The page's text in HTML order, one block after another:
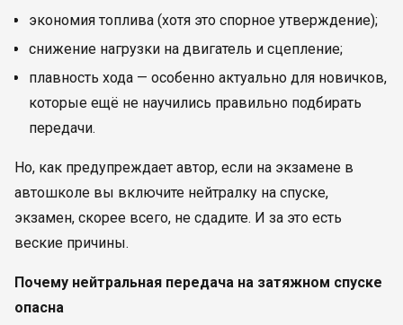
экономия топлива (хотя это спорное утверждение);
снижение нагрузки на двигатель и сцепление;
плавность хода — особенно актуально для новичков,
которые ещё не научились правильно подбирать
передачи.
Но, как предупреждает автор, если на экзамене в
автошколе вы включите нейтралку на спуске,
экзамен, скорее всего, не сдадите. И за это есть
веские причины.
Почему нейтральная передача на затяжном спуске
опасна